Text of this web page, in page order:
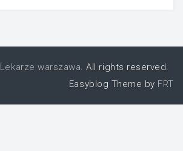
Lekarze warszawa. All rights reserved.
Easyblog Theme by FRT